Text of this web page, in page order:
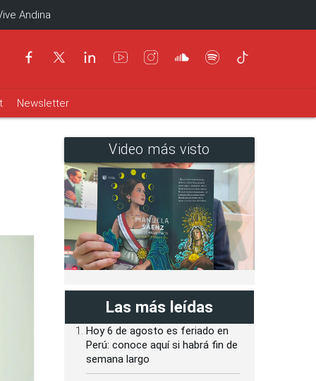
Andina
Newsletter
Video más visto
Las más leídas
Hoy 6 de agosto es feriado en
Perú: conoce aquí si habrá fin de
semana largo